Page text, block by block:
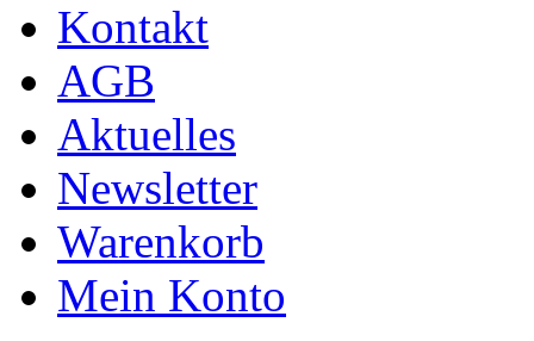
Kontakt
AGB
Aktuelles
Newsletter
Warenkorb
Mein Konto